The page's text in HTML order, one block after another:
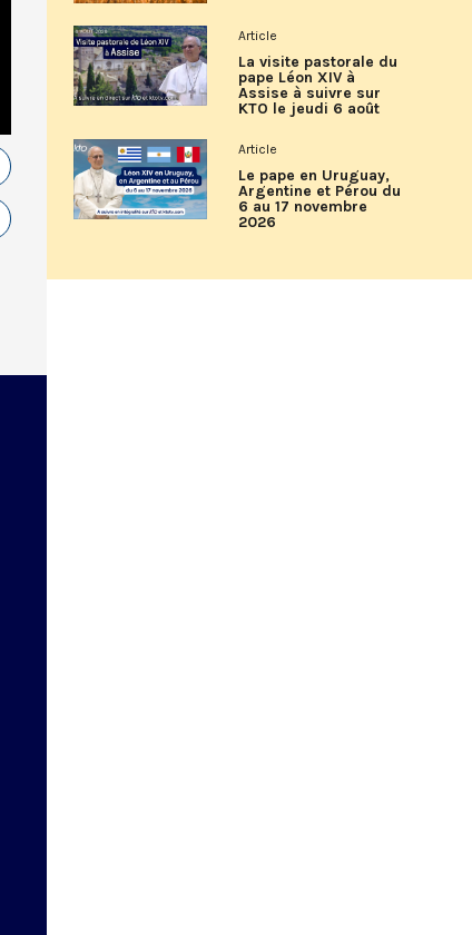
Article
La visite pastorale du
pape Léon XIV à
Assise à suivre sur
KTO le jeudi 6 août
Article
Le pape en Uruguay,
Argentine et Pérou du
6 au 17 novembre
2026